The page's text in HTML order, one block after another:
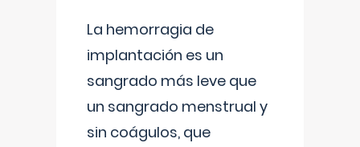
La hemorragia de
implantación es un
sangrado más leve que
un sangrado menstrual y
sin coágulos, que